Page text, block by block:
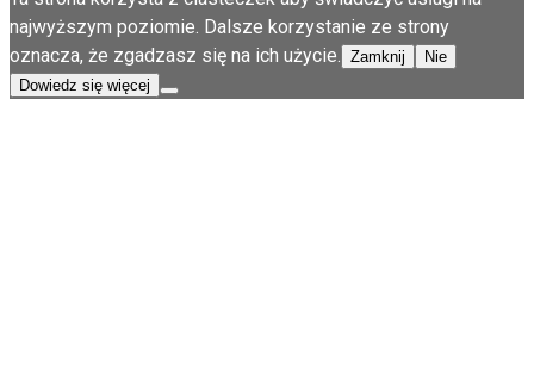
najwyższym poziomie. Dalsze korzystanie ze strony
oznacza, że zgadzasz się na ich użycie.
Zamknij
Nie
Dowiedz się więcej